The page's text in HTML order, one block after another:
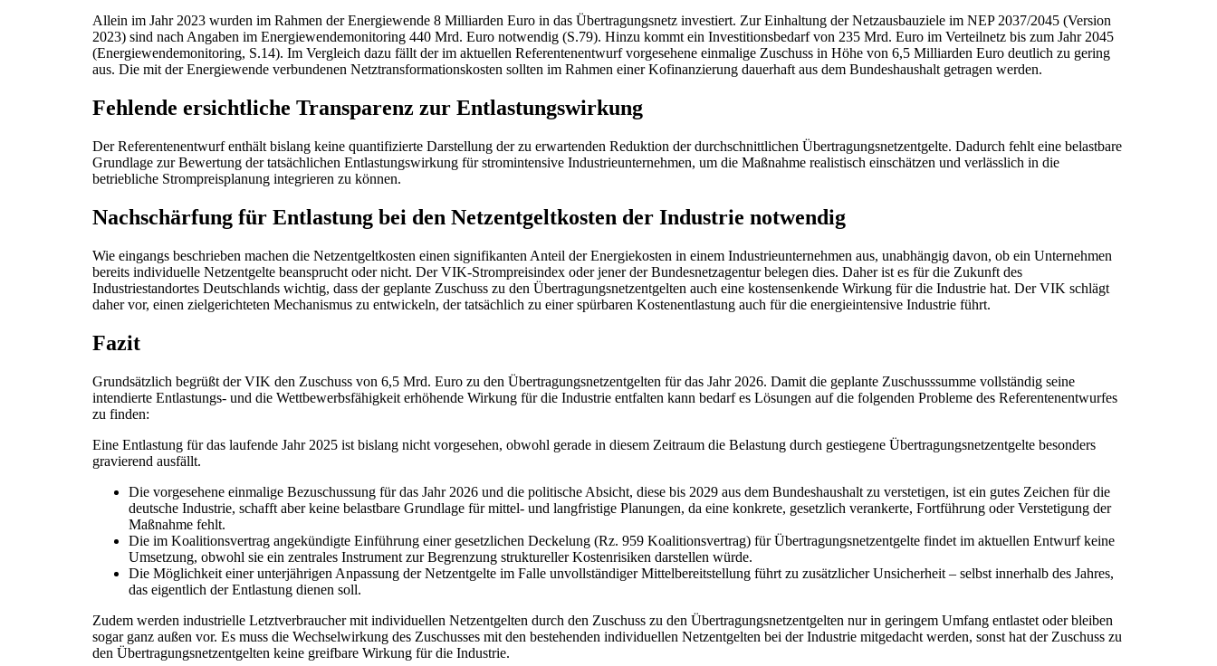
Allein im Jahr 2023 wurden im Rahmen der Energiewende 8 Milliarden Euro in das Übertragungsnetz investiert. Zur Einhaltung der Netzausbauziele im NEP 2037/2045 (Version
2023) sind nach Angaben im Energiewendemonitoring 440 Mrd. Euro notwendig (S.79). Hinzu kommt ein Investitionsbedarf von 235 Mrd. Euro im Verteilnetz bis zum Jahr 2045
(Energiewendemonitoring, S.14). Im Vergleich dazu fällt der im aktuellen Referentenentwurf vorgesehene einmalige Zuschuss in Höhe von 6,5 Milliarden Euro deutlich zu gering
aus. Die mit der Energiewende verbundenen Netztransformationskosten sollten im Rahmen einer Kofinanzierung dauerhaft aus dem Bundeshaushalt getragen werden.
Fehlende ersichtliche Transparenz zur Entlastungswirkung
Der Referentenentwurf enthält bislang keine quantifizierte Darstellung der zu erwartenden Reduktion der durchschnittlichen Übertragungsnetzentgelte. Dadurch fehlt eine belastbare
Grundlage zur Bewertung der tatsächlichen Entlastungswirkung für stromintensive Industrieunternehmen, um die Maßnahme realistisch einschätzen und verlässlich in die
betriebliche Strompreisplanung integrieren zu können.
Nachschärfung für Entlastung bei den Netzentgeltkosten der Industrie notwendig
Wie eingangs beschrieben machen die Netzentgeltkosten einen signifikanten Anteil der Energiekosten in einem Industrieunternehmen aus, unabhängig davon, ob ein Unternehmen
bereits individuelle Netzentgelte beansprucht oder nicht. Der VIK-Strompreisindex oder jener der Bundesnetzagentur belegen dies. Daher ist es für die Zukunft des
Industriestandortes Deutschlands wichtig, dass der geplante Zuschuss zu den Übertragungsnetzentgelten auch eine kostensenkende Wirkung für die Industrie hat. Der VIK schlägt
daher vor, einen zielgerichteten Mechanismus zu entwickeln, der tatsächlich zu einer spürbaren Kostenentlastung auch für die energieintensive Industrie führt.
Fazit
Grundsätzlich begrüßt der VIK den Zuschuss von 6,5 Mrd. Euro zu den Übertragungsnetzentgelten für das Jahr 2026. Damit die geplante Zuschusssumme vollständig seine
intendierte Entlastungs- und die Wettbewerbsfähigkeit erhöhende Wirkung für die Industrie entfalten kann bedarf es Lösungen auf die folgenden Probleme des Referentenentwurfes
zu finden:
Eine Entlastung für das laufende Jahr 2025 ist bislang nicht vorgesehen, obwohl gerade in diesem Zeitraum die Belastung durch gestiegene Übertragungsnetzentgelte besonders
gravierend ausfällt.
Die vorgesehene einmalige Bezuschussung für das Jahr 2026 und die politische Absicht, diese bis 2029 aus dem Bundeshaushalt zu verstetigen, ist ein gutes Zeichen für die
deutsche Industrie, schafft aber keine belastbare Grundlage für mittel- und langfristige Planungen, da eine konkrete, gesetzlich verankerte, Fortführung oder Verstetigung der
Maßnahme fehlt.
Die im Koalitionsvertrag angekündigte Einführung einer gesetzlichen Deckelung (Rz. 959 Koalitionsvertrag) für Übertragungsnetzentgelte findet im aktuellen Entwurf keine
Umsetzung, obwohl sie ein zentrales Instrument zur Begrenzung struktureller Kostenrisiken darstellen würde.
Die Möglichkeit einer unterjährigen Anpassung der Netzentgelte im Falle unvollständiger Mittelbereitstellung führt zu zusätzlicher Unsicherheit – selbst innerhalb des Jahres,
das eigentlich der Entlastung dienen soll.
Zudem werden industrielle Letztverbraucher mit individuellen Netzentgelten durch den Zuschuss zu den Übertragungsnetzentgelten nur in geringem Umfang entlastet oder bleiben
sogar ganz außen vor. Es muss die Wechselwirkung des Zuschusses mit den bestehenden individuellen Netzentgelten bei der Industrie mitgedacht werden, sonst hat der Zuschuss zu
den Übertragungsnetzentgelten keine greifbare Wirkung für die Industrie.